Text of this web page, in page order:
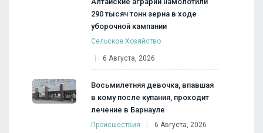
290 тысяч тонн зерна в ходе
уборочной кампании
Сельское Хозяйство
6 Августа, 2026
Восьмилетняя девочка, впавшая
в кому после купания, проходит
лечение в Барнауле
Происшествия 6 Августа, 2026